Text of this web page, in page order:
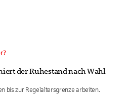
der Ruhestand nach Wahl
bis zur Regelaltersgrenze arbeiten.